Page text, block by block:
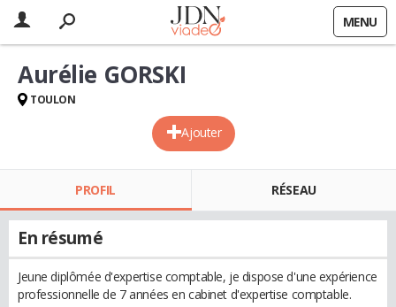
MENU
Ajouter
Aurélie GORSKI
TOULON
PROFIL RÉSEAU
En résumé
Jeune diplômée d'expertise comptable, je dispose d'une expérience
professionnelle de 7 années en cabinet d'expertise comptable.